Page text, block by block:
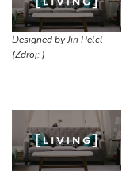
Designed by Jiri Pelcl
(Zdroj: )